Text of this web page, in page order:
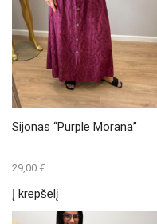
Sijonas “Purple Morana”
29,00 €
Į krepšelį